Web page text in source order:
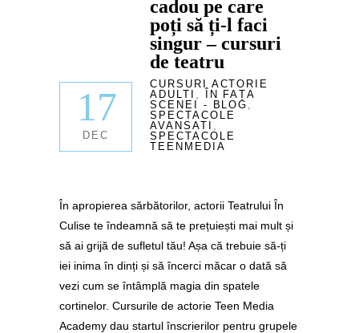
17
DEC
cadou pe care
poți să ți-l faci
singur – cursuri
de teatru
CURSURI ACTORIE
ADULTI
ÎN FAȚA
SCENEI - BLOG
SPECTACOLE
AVANSATI
SPECTACOLE
TEENMEDIA
În apropierea sărbătorilor, actorii Teatrului În
Culise te îndeamnă să te prețuiești mai mult și
să ai grijă de sufletul tău! Așa că trebuie să-ți
iei inima în dinți și să încerci măcar o dată să
vezi cum se întâmplă magia din spatele
cortinelor. Cursurile de actorie Teen Media
Academy dau startul înscrierilor pentru grupele